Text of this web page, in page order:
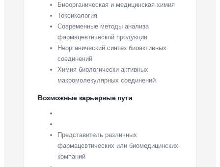
Биоорганическая и медицинская химия
Токсикология
Современные методы анализа
фармацевтической продукции
Неорганический синтез биоактивных
соединений
Химия биологически активных
макромолекулярных соединений
Возможные карьерные пути
Представитель различных
фармацевтических или биомедицинских
компаний